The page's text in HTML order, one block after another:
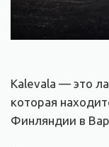
Kalevala — это
которая
Финляндии в